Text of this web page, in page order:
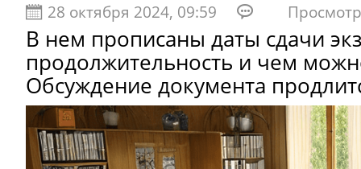
28 октября 2024, 09:59
В нем прописаны даты сдачи
продолжительность и чем
Обсуждение документа